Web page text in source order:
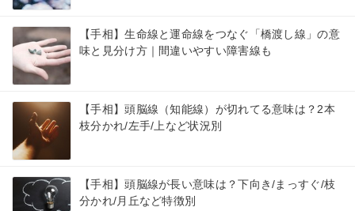
【手相】生命線と運命線をつなぐ「橋渡し線」の意
味と見分け方｜間違いやすい障害線も
【手相】頭脳線（知能線）が切れてる意味は？2本
枝分かれ/左手/上など状況別
【手相】頭脳線が長い意味は？下向き/まっすぐ/枝
分かれ/月丘など特徴別